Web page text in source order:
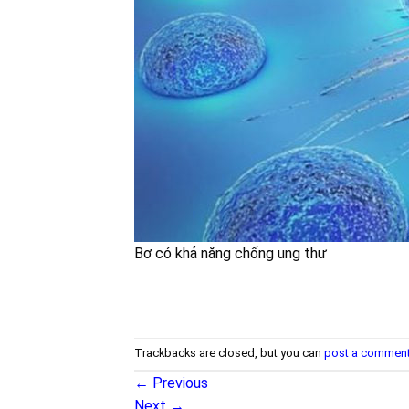
Bơ có khả năng chống ung thư
Trackbacks are closed, but you can post a
← Previous
Next →